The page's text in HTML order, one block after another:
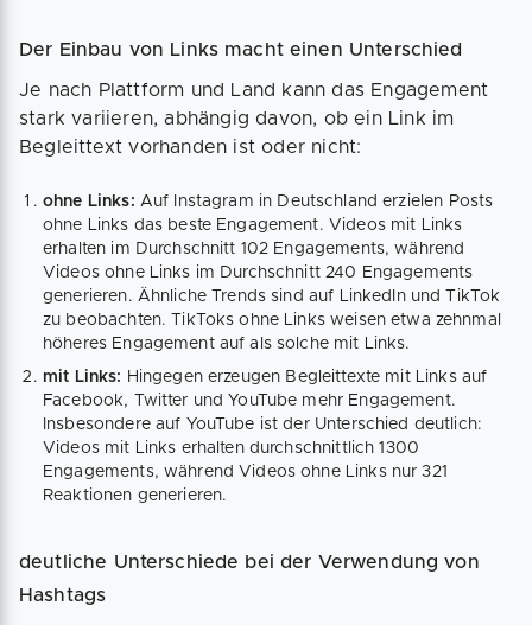
Der Einbau von Links macht einen Unterschied
Je nach Plattform und Land kann das Engagement
stark variieren, abhängig davon, ob ein Link im
Begleittext vorhanden ist oder nicht:
ohne Links: Auf Instagram in Deutschland erzielen Posts
ohne Links das beste Engagement. Videos mit Links
erhalten im Durchschnitt 102 Engagements, während
Videos ohne Links im Durchschnitt 240 Engagements
generieren. Ähnliche Trends sind auf LinkedIn und TikTok
zu beobachten. TikToks ohne Links weisen etwa zehnmal
höheres Engagement auf als solche mit Links.
mit Links: Hingegen erzeugen Begleittexte mit Links auf
Facebook, Twitter und YouTube mehr Engagement.
Insbesondere auf YouTube ist der Unterschied deutlich:
Videos mit Links erhalten durchschnittlich 1300
Engagements, während Videos ohne Links nur 321
Reaktionen generieren.
deutliche Unterschiede bei der Verwendung von
Hashtags